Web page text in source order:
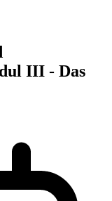
III - Das